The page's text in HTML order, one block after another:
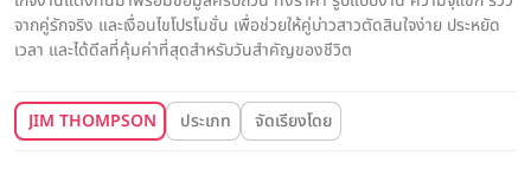
จากคู่รักจริง และเงื่อนไขโปรโมชั่น เพื่อช่วยให้คู่บ่าวสาวตัดสินใจง่าย ประหยัด
เวลา และได้ดีลที่คุ้มค่าที่สุดสำหรับวันสำคัญของชีวิต
JIM THOMPSON ประเภท จัดเรียงโดย